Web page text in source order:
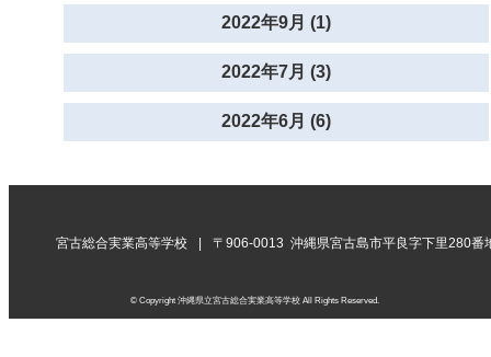
2022年9月 (1)
2022年7月 (3)
2022年6月 (6)
宮古総合実業高等学校 〒906-0013 沖縄県宮古島市平良字下里280番
© Copyright 沖縄県立宮古総合実業高等学校 All Rights Reserved.